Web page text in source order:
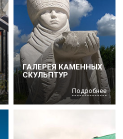
ГАЛЕРЕЯ КАМЕННЫХ
СКУЛЬПТУР
Подробнее